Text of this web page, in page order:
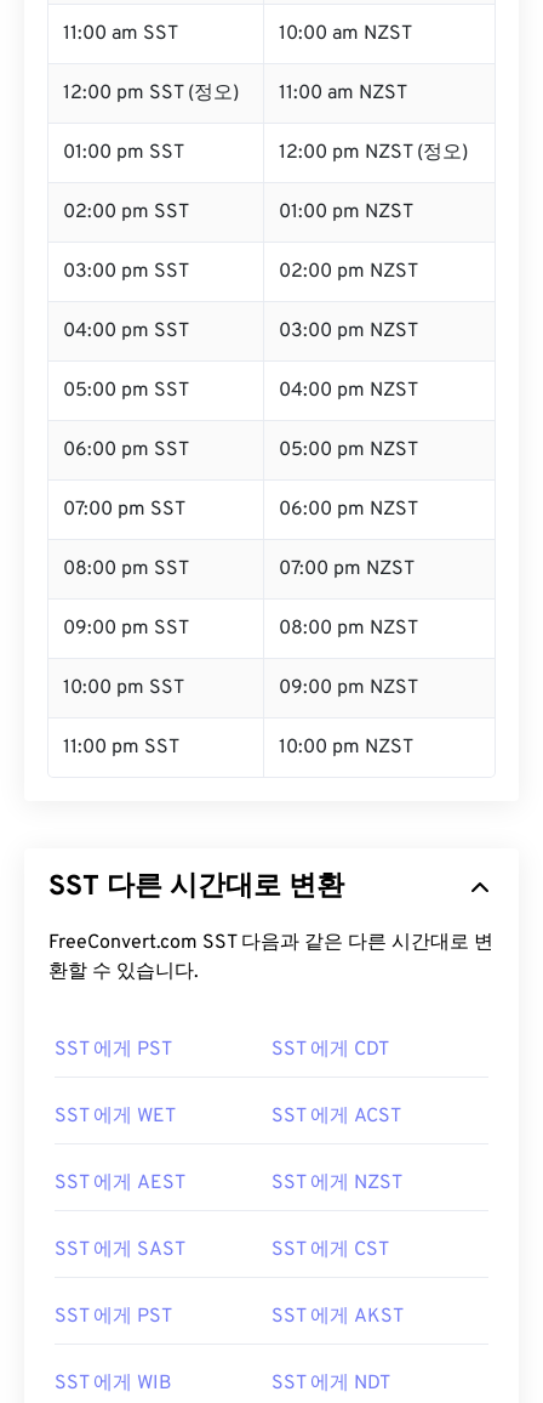
11:00 am SST 10:00 am NZST
12:00 pm SST (정오) 11:00 am NZST
01:00 pm SST 12:00 pm NZST (정오)
02:00 pm SST 01:00 pm NZST
03:00 pm SST 02:00 pm NZST
04:00 pm SST 03:00 pm NZST
05:00 pm SST 04:00 pm NZST
06:00 pm SST 05:00 pm NZST
07:00 pm SST 06:00 pm NZST
08:00 pm SST 07:00 pm NZST
09:00 pm SST 08:00 pm NZST
10:00 pm SST 09:00 pm NZST
11:00 pm SST 10:00 pm NZST
SST 다른 시간대로 변환
FreeConvert.com SST 다음과 같은 다른 시간대로 변
환할 수 있습니다.
SST 에게 PST SST 에게 CDT
SST 에게 WET SST 에게 ACST
SST 에게 AEST SST 에게 NZST
SST 에게 SAST SST 에게 CST
SST 에게 PST SST 에게 AKST
SST 에게 WIB SST 에게 NDT